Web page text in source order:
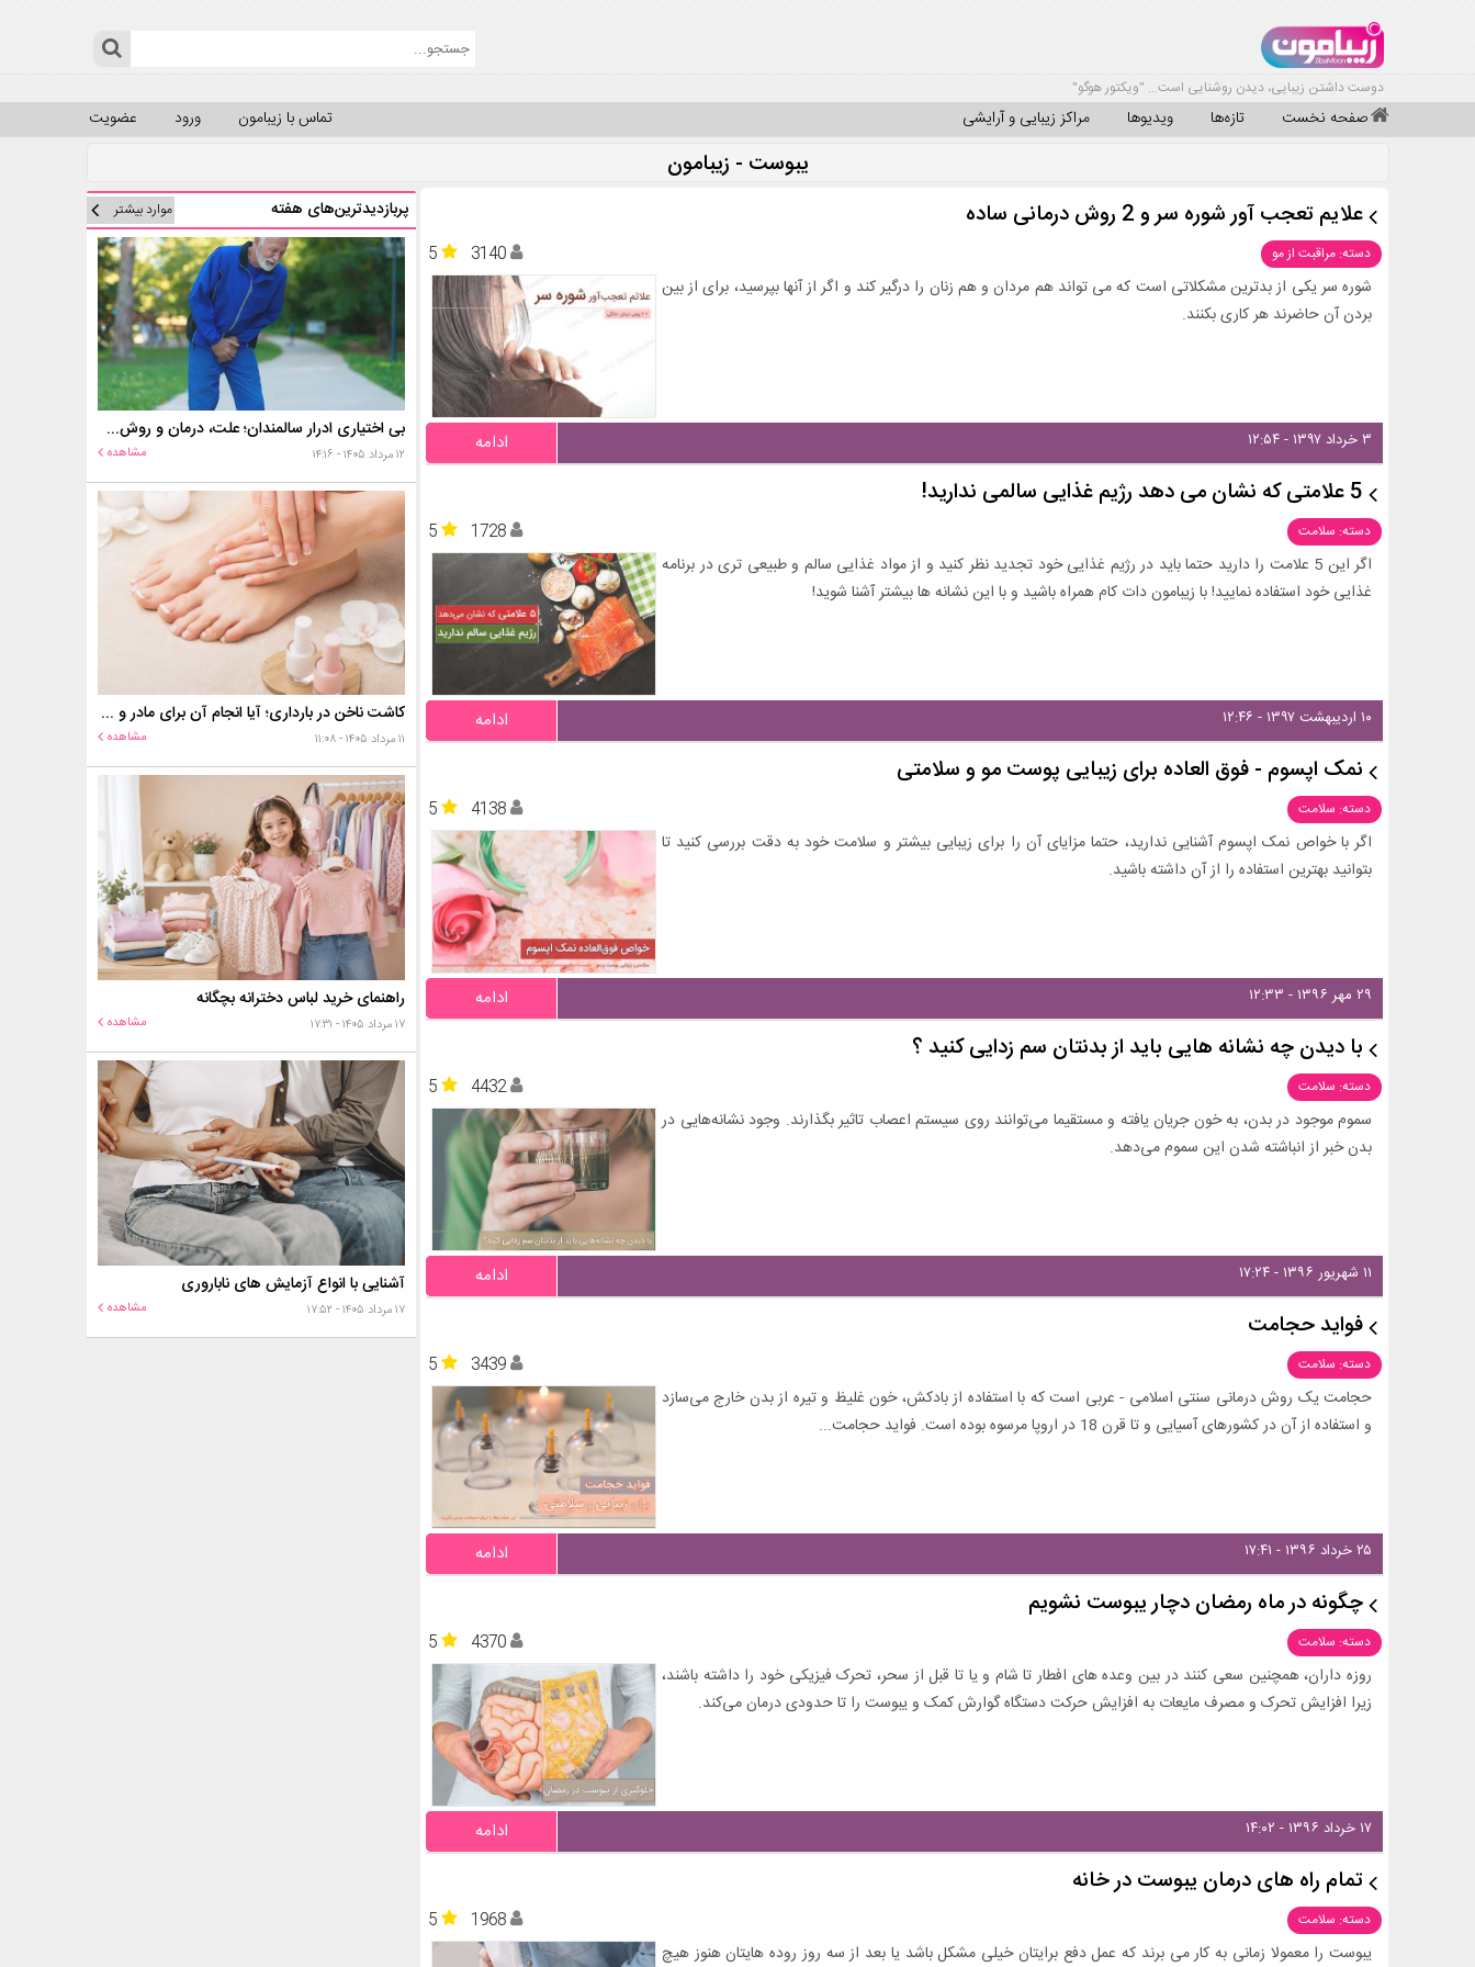
دوست داشتن زیبایی، دیدن روشنایی است... "ویکتور هوگو"
صفحه نخست تازه‌ها ویدیوها مراکز زیبایی و آرایشی عضویت ورود تماس با زیبامون
یبوست - زیبامون
علایم تعجب آور شوره سر و 2 روش درمانی ساده
دسته: مراقبت از مو 5
3140
شوره سر یکی از بدترین مشکلاتی است که می تواند هم مردان و هم زنان را درگیر کند و اگر از آنها بپرسید، برای از بین
بردن آن حاضرند هر کاری بکنند.
۳ خرداد ۱۳۹۷ - ۱۲:۵۴ ادامه
5 علامتی که نشان می دهد رژیم غذایی سالمی ندارید!
دسته: سلامت 5
1728
اگر این 5 علامت را دارید حتما باید در رژیم غذایی خود تجدید نظر کنید و از مواد غذایی سالم و طبیعی تری در برنامه
غذایی خود استفاده نمایید! با زیبامون دات کام همراه باشید و با این نشانه ها بیشتر آشنا شوید!
۱۰ اردیبهشت ۱۳۹۷ - ۱۲:۴۶ ادامه
نمک اپسوم - فوق العاده برای زیبایی پوست مو و سلامتی
دسته: سلامت 5
4138
اگر با خواص نمک اپسوم آشنایی ندارید، حتما مزایای آن را برای زیبایی بیشتر و سلامت خود به دقت بررسی کنید تا
بتوانید بهترین استفاده را از آن داشته باشید.
۲۹ مهر ۱۳۹۶ - ۱۲:۳۳ ادامه
با دیدن چه نشانه هایی باید از بدنتان سم زدایی کنید ؟
دسته: سلامت 5
4432
سموم موجود در بدن، به خون جریان یافته و مستقیما می‌توانند روی سیستم اعصاب تاثیر بگذارند. وجود نشانه‌هایی در
بدن خبر از انباشته شدن این سموم می‌دهد.
۱۱ شهریور ۱۳۹۶ - ۱۷:۲۴ ادامه
فواید حجامت
دسته: سلامت 5
3439
حجامت یک روش درمانی سنتی اسلامی - عربی است که با استفاده از بادکش، خون غلیظ و تیره از بدن خارج می‌سازد
و استفاده از آن در کشورهای آسیایی و تا قرن 18 در اروپا مرسوه بوده است. فواید حجامت...
۲۵ خرداد ۱۳۹۶ - ۱۷:۴۱ ادامه
چگونه در ماه رمضان دچار یبوست نشویم
دسته: سلامت 5
4370
روزه داران، همچنین سعی کنند در بین وعده های افطار تا شام و یا تا قبل از سحر، تحرک فیزیکی خود را داشته باشند،
زیرا افزایش تحرک و مصرف مایعات به افزایش حرکت دستگاه گوارش کمک و یبوست را تا حدودی درمان می‌کند.
۱۷ خرداد ۱۳۹۶ - ۱۴:۰۲ ادامه
تمام راه های درمان یبوست در خانه
دسته: سلامت 5
1968
یبوست را معمولا زمانی به کار می برند که عمل دفع برایتان خیلی مشکل باشد یا بعد از سه روز روده هایتان هنوز هیچ
پربازدیدترین‌های هفته موارد بیشتر
بی اختیاری ادرار سالمندان؛ علت، درمان و روش‌های کنترل در منزل
۱۲ مرداد ۱۴۰۵ - ۱۴:۱۶ مشاهده
کاشت ناخن در بارداری؛ آیا انجام آن برای مادر و جنین خطر دارد؟
۱۱ مرداد ۱۴۰۵ - ۱۱:۰۸ مشاهده
راهنمای خرید لباس دخترانه بچگانه
۱۷ مرداد ۱۴۰۵ - ۱۷:۳۱ مشاهده
آشنایی با انواع آزمایش های ناباروری
۱۷ مرداد ۱۴۰۵ - ۱۷:۵۲ مشاهده